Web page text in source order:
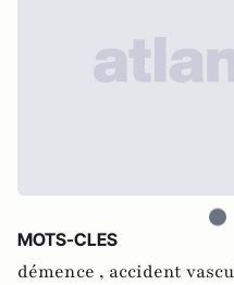
MOTS-CLES
démence , accident